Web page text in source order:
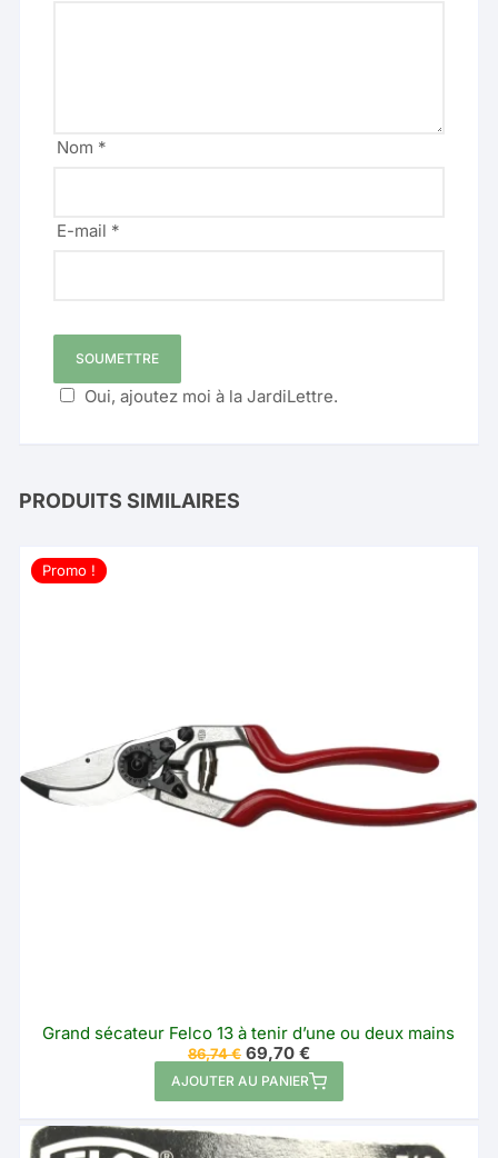
Nom *
E-mail *
Oui, ajoutez moi à la JardiLettre.
PRODUITS SIMILAIRES
Promo !
Grand sécateur Felco 13 à tenir d’une ou deux mains
86,74€ Le
prix
initial
était :
69,70 €Le
prix
actuel
est :
AJOUTER AU PANIER